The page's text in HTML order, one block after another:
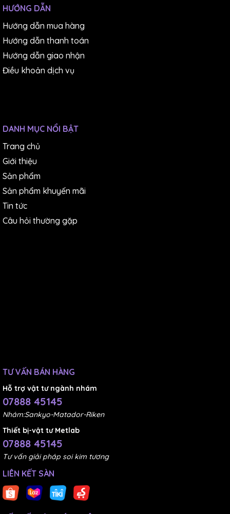
HƯỚNG DẪN
Hướng dẫn mua hàng
Hướng dẫn thanh toán
Hướng dẫn giao nhận
Điều khoản dịch vụ
DANH MỤC NỔI BẬT
Trang chủ
Giới thiệu
Sản phẩm
Sản phẩm khuyến mãi
Tin tức
Câu hỏi thường gặp
TƯ VẤN BÁN HÀNG
Hỗ trợ vật tư ngành nhám
07888 45145
Nhám:Sankyo-Matador-Riken
Thiết bị-vật tư Metlab
07888 45145
Tư vấn giải pháp soi kim tương
LIÊN KẾT SÀN